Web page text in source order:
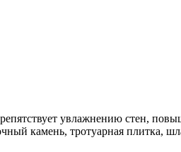
увлажнению стен,
камень, тротуарная плитка,